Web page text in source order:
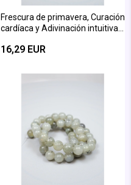
Frescura de primavera, Curación
cardíaca y Adivinación intuitiva:
brillante de 8 mm
16,29 EUR